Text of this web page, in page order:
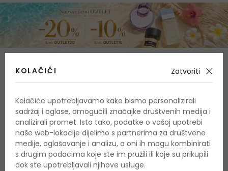
Sastav
bergamot, metvica, grejp, zelena jabuka Granny smith
Srednje note
cvijet naranče, kardamom, muškatni oraščić, lavanda
Bazne note
mošus, guaiac drvo, drvo tikovine, list pačulija
KOLAČIĆI Zatvoriti
Kolačiće upotrebljavamo kako bismo personalizirali
sadržaj i oglase, omogućili značajke društvenih medija i
analizirali promet. Isto tako, podatke o vašoj upotrebi
naše web-lokacije dijelimo s partnerima za društvene
medije, oglašavanje i analizu, a oni ih mogu kombinirati
s drugim podacima koje ste im pružili ili koje su prikupili
dok ste upotrebljavali njihove usluge.